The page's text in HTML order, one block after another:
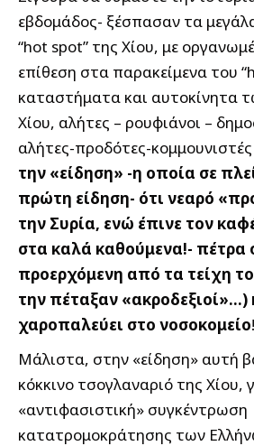
εβδομάδος- ξέσπασαν τα
“hot spot” της Χίου, με
επίθεση στα παρακείμενα του
καταστήματα και αυτοκίνητα
Χίου, αλήτες – ρουφιάνοι –
αλήτες-προδότες-κομμουνιστές
την «είδηση» -η οποία σε
πρώτη είδηση- ότι νεαρό
την Συρία, ενώ έπινε τον
στα καλά καθούμενα!- πέτρα
προερχόμενη από τα τείχη
την πέταξαν «ακροδεξιοί»…)
χαροπαλεύει στο νοσοκομείο!
Μάλιστα, στην «είδηση» αυτή
κόκκινο τσογλαναριό της Χίου,
«αντιφασιστική» συγκέντρωση
κατατρομοκράτησης των